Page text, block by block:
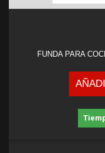
FUNDA PARA